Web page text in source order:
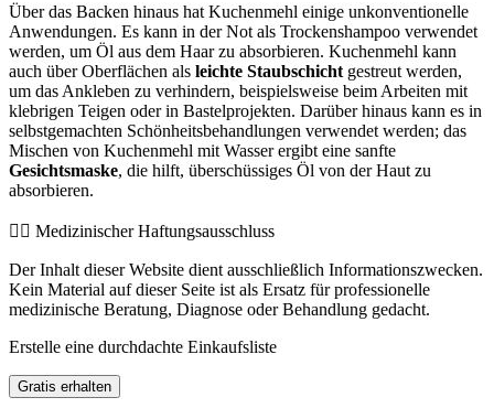
Über das Backen hinaus hat Kuchenmehl einige unkonventionelle
Anwendungen. Es kann in der Not als Trockenshampoo verwendet
werden, um Öl aus dem Haar zu absorbieren. Kuchenmehl kann
auch über Oberflächen als leichte Staubschicht gestreut werden,
um das Ankleben zu verhindern, beispielsweise beim Arbeiten mit
klebrigen Teigen oder in Bastelprojekten. Darüber hinaus kann es in
selbstgemachten Schönheitsbehandlungen verwendet werden; das
Mischen von Kuchenmehl mit Wasser ergibt eine sanfte
Gesichtsmaske, die hilft, überschüssiges Öl von der Haut zu
absorbieren.
👨‍⚕️️ Medizinischer Haftungsausschluss
Der Inhalt dieser Website dient ausschließlich Informationszwecken.
Kein Material auf dieser Seite ist als Ersatz für professionelle
medizinische Beratung, Diagnose oder Behandlung gedacht.
Erstelle eine durchdachte Einkaufsliste
Gratis erhalten